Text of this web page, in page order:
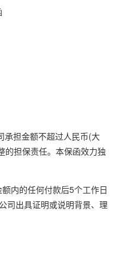
承担金额不超过人民币(大
的担保责任。本保函效力独
内的任何付款后5个工作日
司出具证明或说明背景、理